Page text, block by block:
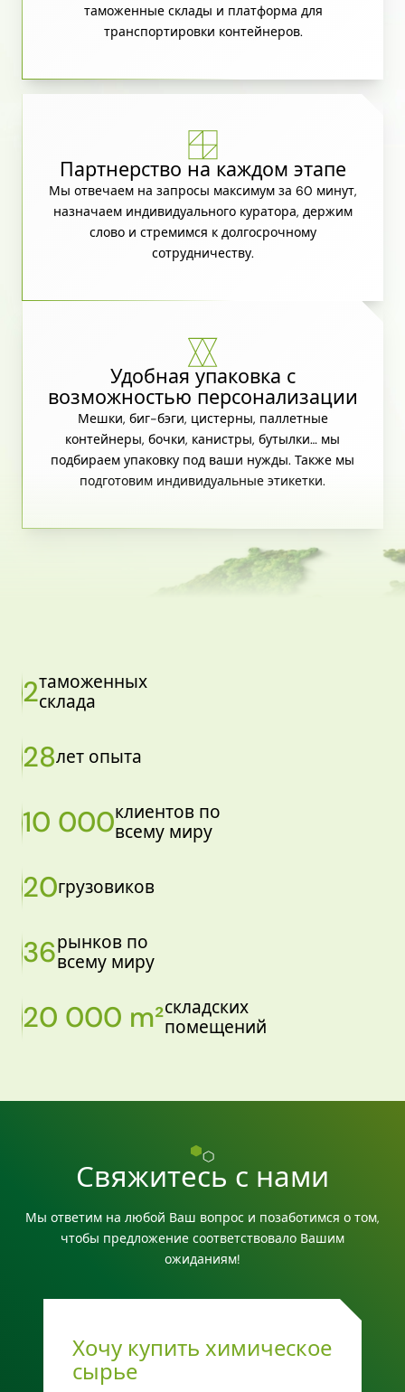
таможенные склады и платформа для
транспортировки контейнеров.
Партнерство на каждом этапе
Мы отвечаем на запросы максимум за 60 минут,
назначаем индивидуального куратора, держим
слово и стремимся к долгосрочному
сотрудничеству.
Удобная упаковка с
возможностью персонализации
Мешки, биг-бэги, цистерны, паллетные
контейнеры, бочки, канистры, бутылки… мы
подбираем упаковку под ваши нужды. Также мы
подготовим индивидуальные этикетки.
2таможенных
склада
28лет опыта
10 000клиентов по
всему миру
20грузовиков
36рынков по
всему миру
20 000 m²складских
помещений
Свяжитесь с нами
Мы ответим на любой Ваш вопрос и позаботимся о том,
чтобы предложение соответствовало Вашим
ожиданиям!
Хочу купить химическое
сырье